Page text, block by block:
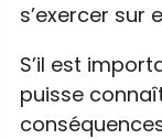
s’exercer sur
S’il est
puisse